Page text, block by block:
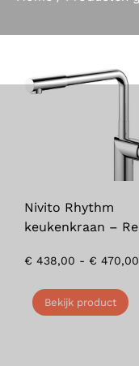
Nivito Rhythm
keukenkraan –
€ 438,00 - € 470,00
Bekijk product